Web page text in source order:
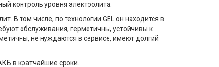
контроль уровня электролита.
В том числе, по технологии GEL он находится в
обслуживания, герметичны, устойчивы к
не нуждаются в сервисе, имеют долгий
в кратчайшие сроки.